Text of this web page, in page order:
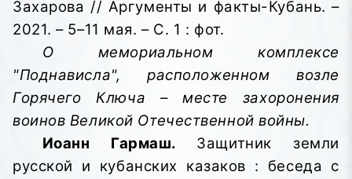
Захарова // Аргументы и факты-Кубань. –
2021. – 5–11 мая. – С. 1 : фот.
О мемориальном комплексе
"Поднависла", расположенном возле
Горячего Ключа – месте захоронения
воинов Великой Отечественной войны.
Иоанн Гармаш. Защитник земли
русской и кубанских казаков : беседа с